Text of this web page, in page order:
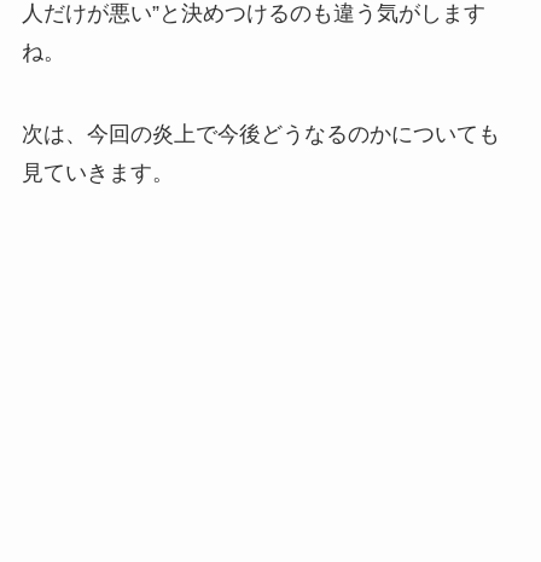
人だけが悪い”と決めつけるのも違う気がします
ね。
次は、今回の炎上で今後どうなるのかについても
見ていきます。